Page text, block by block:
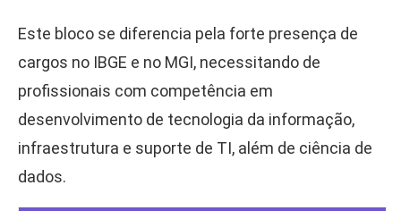
Este bloco se diferencia pela forte presença de
cargos no IBGE e no MGI, necessitando de
profissionais com competência em
desenvolvimento de tecnologia da informação,
infraestrutura e suporte de TI, além de ciência de
dados.